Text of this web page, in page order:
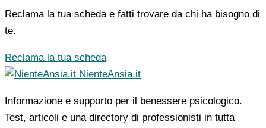
Reclama la tua scheda e fatti trovare da chi ha bisogno di
te.
Reclama la tua scheda
NienteAnsia.it
Informazione e supporto per il benessere psicologico.
Test, articoli e una directory di professionisti in tutta